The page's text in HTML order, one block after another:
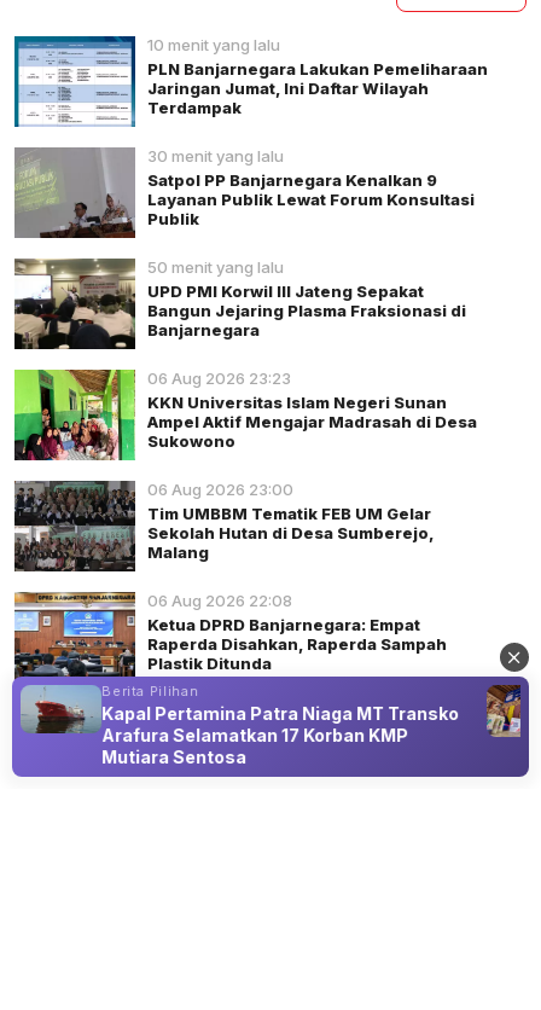
10 menit yang lalu
PLN Banjarnegara Lakukan Pemeliharaan
Jaringan Jumat, Ini Daftar Wilayah
Terdampak
30 menit yang lalu
Satpol PP Banjarnegara Kenalkan 9
Layanan Publik Lewat Forum Konsultasi
Publik
50 menit yang lalu
UPD PMI Korwil III Jateng Sepakat
Bangun Jejaring Plasma Fraksionasi di
Banjarnegara
06 Aug 2026 23:23
KKN Universitas Islam Negeri Sunan
Ampel Aktif Mengajar Madrasah di Desa
Sukowono
06 Aug 2026 23:00
Tim UMBBM Tematik FEB UM Gelar
Sekolah Hutan di Desa Sumberejo,
Malang
06 Aug 2026 22:08
Ketua DPRD Banjarnegara: Empat
Raperda Disahkan, Raperda Sampah
Plastik Ditunda
Berita Pilihan
Kapal Pertamina Patra Niaga MT Transko
Arafura Selamatkan 17 Korban KMP
Mutiara Sentosa